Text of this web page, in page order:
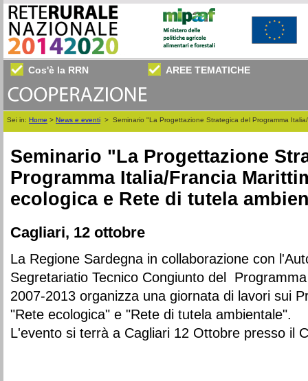
Cos'è la RRN AREE TEMATICHE
Sei in: Home > News e eventi > Seminario "La Progettazione Strategica del Programma
Seminario "La Progettazione
Programma Italia/Francia
ecologica e Rete di tutela
Cagliari, 12 ottobre
La Regione Sardegna in collaborazione con
Segretariatio Tecnico Congiunto del
2007-2013 organizza una giornata di lavori sui
"Rete ecologica" e "Rete di tutela ambientale".
L'evento si terrà a Cagliari 12 Ottobre presso il